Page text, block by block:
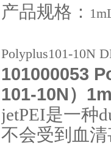
产品规格：
Polyplus101-10N
101000053
101-10N）
jetPEI是一种
不会受到血